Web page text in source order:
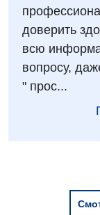
Урологическое
доверить
всю
вопросу,
" прос...